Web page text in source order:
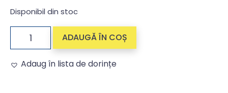
Disponibil din stoc
ADAUGĂ ÎN COȘ
Adaug în lista de dorințe